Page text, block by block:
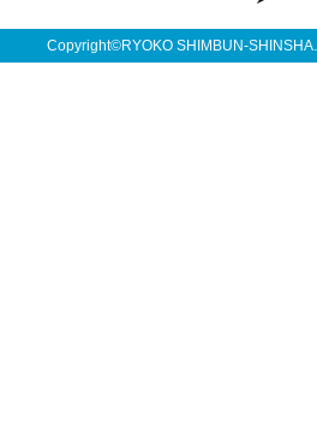
Copyright©RYOKO SHIMBUN-